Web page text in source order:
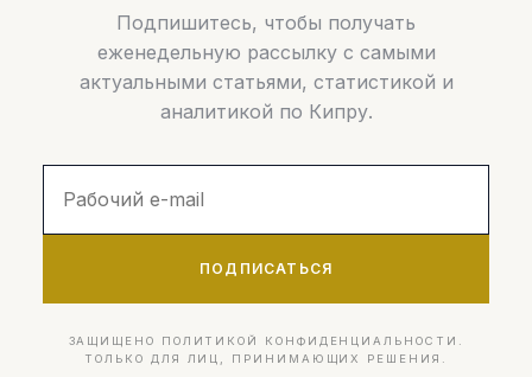
Подпишитесь, чтобы получать
еженедельную рассылку с самыми
актуальными статьями, статистикой и
аналитикой по Кипру.
ПОДПИСАТЬСЯ
ЗАЩИЩЕНО ПОЛИТИКОЙ КОНФИДЕНЦИАЛЬНОСТИ.
ТОЛЬКО ДЛЯ ЛИЦ, ПРИНИМАЮЩИХ РЕШЕНИЯ.